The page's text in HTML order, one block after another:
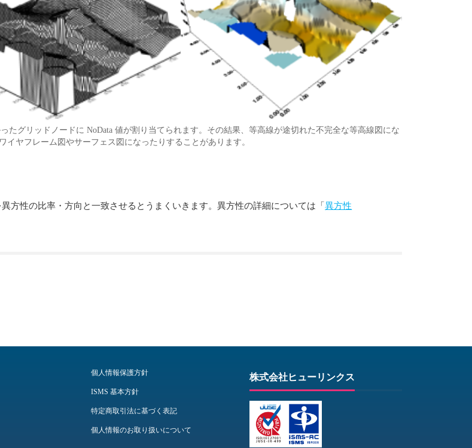
グリッドノードに NoData 値が割り当てられます。その結果、等高線が途切れた不完全な等高線図にな
イヤフレーム図やサーフェス図になったりすることがあります。
方性の比率・方向と一致させるとうまくいきます。異方性の詳細については「異方性
個人情報保護方針
ISMS 基本方針
特定商取引法に基づく表記
個人情報のお取り扱いについて
株式会社ヒューリンクス